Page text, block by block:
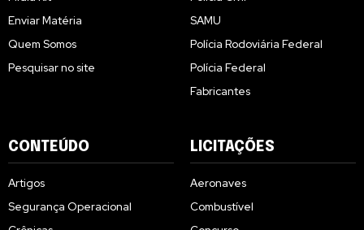
Enviar Matéria
Quem Somos
Pesquisar no site
SAMU
Polícia Rodoviária Federal
Polícia Federal
Fabricantes
CONTEÚDO
Artigos
Segurança Operacional
LICITAÇÕES
Aeronaves
Combustível